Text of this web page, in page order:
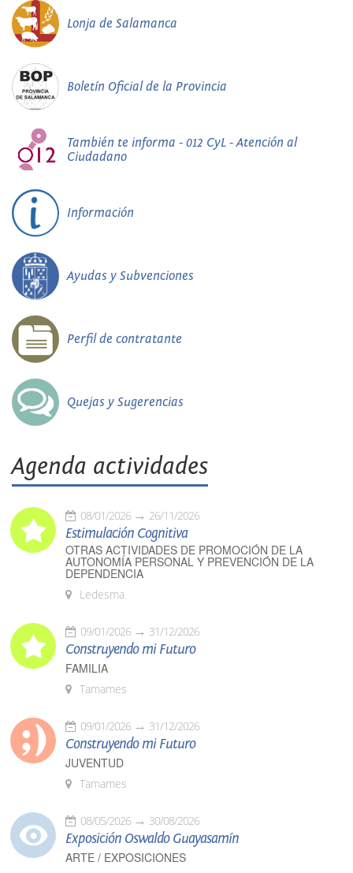
Lonja de Salamanca
Boletín Oficial de la Provincia
También te informa - 012 CyL - Atención al
Ciudadano
Información
Ayudas y Subvenciones
Perfil de contratante
Quejas y Sugerencias
Agenda actividades
08/01/2026 26/11/2026
Estimulación Cognitiva
OTRAS ACTIVIDADES DE PROMOCIÓN DE LA
AUTONOMÍA PERSONAL Y PREVENCIÓN DE LA
DEPENDENCIA
Ledesma
09/01/2026 31/12/2026
Construyendo mi Futuro
FAMILIA
Tamames
09/01/2026 31/12/2026
Construyendo mi Futuro
JUVENTUD
Tamames
08/05/2026 30/08/2026
Exposición Oswaldo Guayasamín
ARTE / EXPOSICIONES